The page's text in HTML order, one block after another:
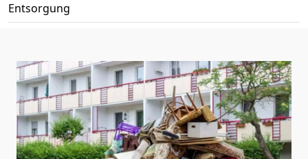
Entsorgung